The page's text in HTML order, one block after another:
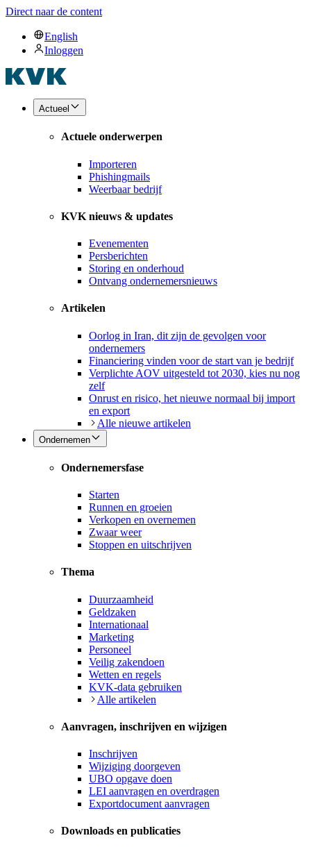
Direct naar de content
English
Inloggen
Actueel
Actuele onderwerpen
Importeren
Phishingmails
Weerbaar bedrijf
KVK nieuws & updates
Evenementen
Persberichten
Storing en onderhoud
Ontvang ondernemersnieuws
Artikelen
Oorlog in Iran, dit zijn de gevolgen voor
ondernemers
Financiering vinden voor de start van je bedrijf
Verplichte AOV uitgesteld tot 2030, kies nu nog
zelf
Onrust en risico, het nieuwe normaal bij import
en export
Alle nieuwe artikelen
Ondernemen
Ondernemersfase
Starten
Runnen en groeien
Verkopen en overnemen
Zwaar weer
Stoppen en uitschrijven
Thema
Duurzaamheid
Geldzaken
Internationaal
Marketing
Personeel
Veilig zakendoen
Wetten en regels
KVK-data gebruiken
Alle artikelen
Aanvragen, inschrijven en wijzigen
Inschrijven
Wijziging doorgeven
UBO opgave doen
LEI aanvragen en overdragen
Exportdocument aanvragen
Downloads en publicaties